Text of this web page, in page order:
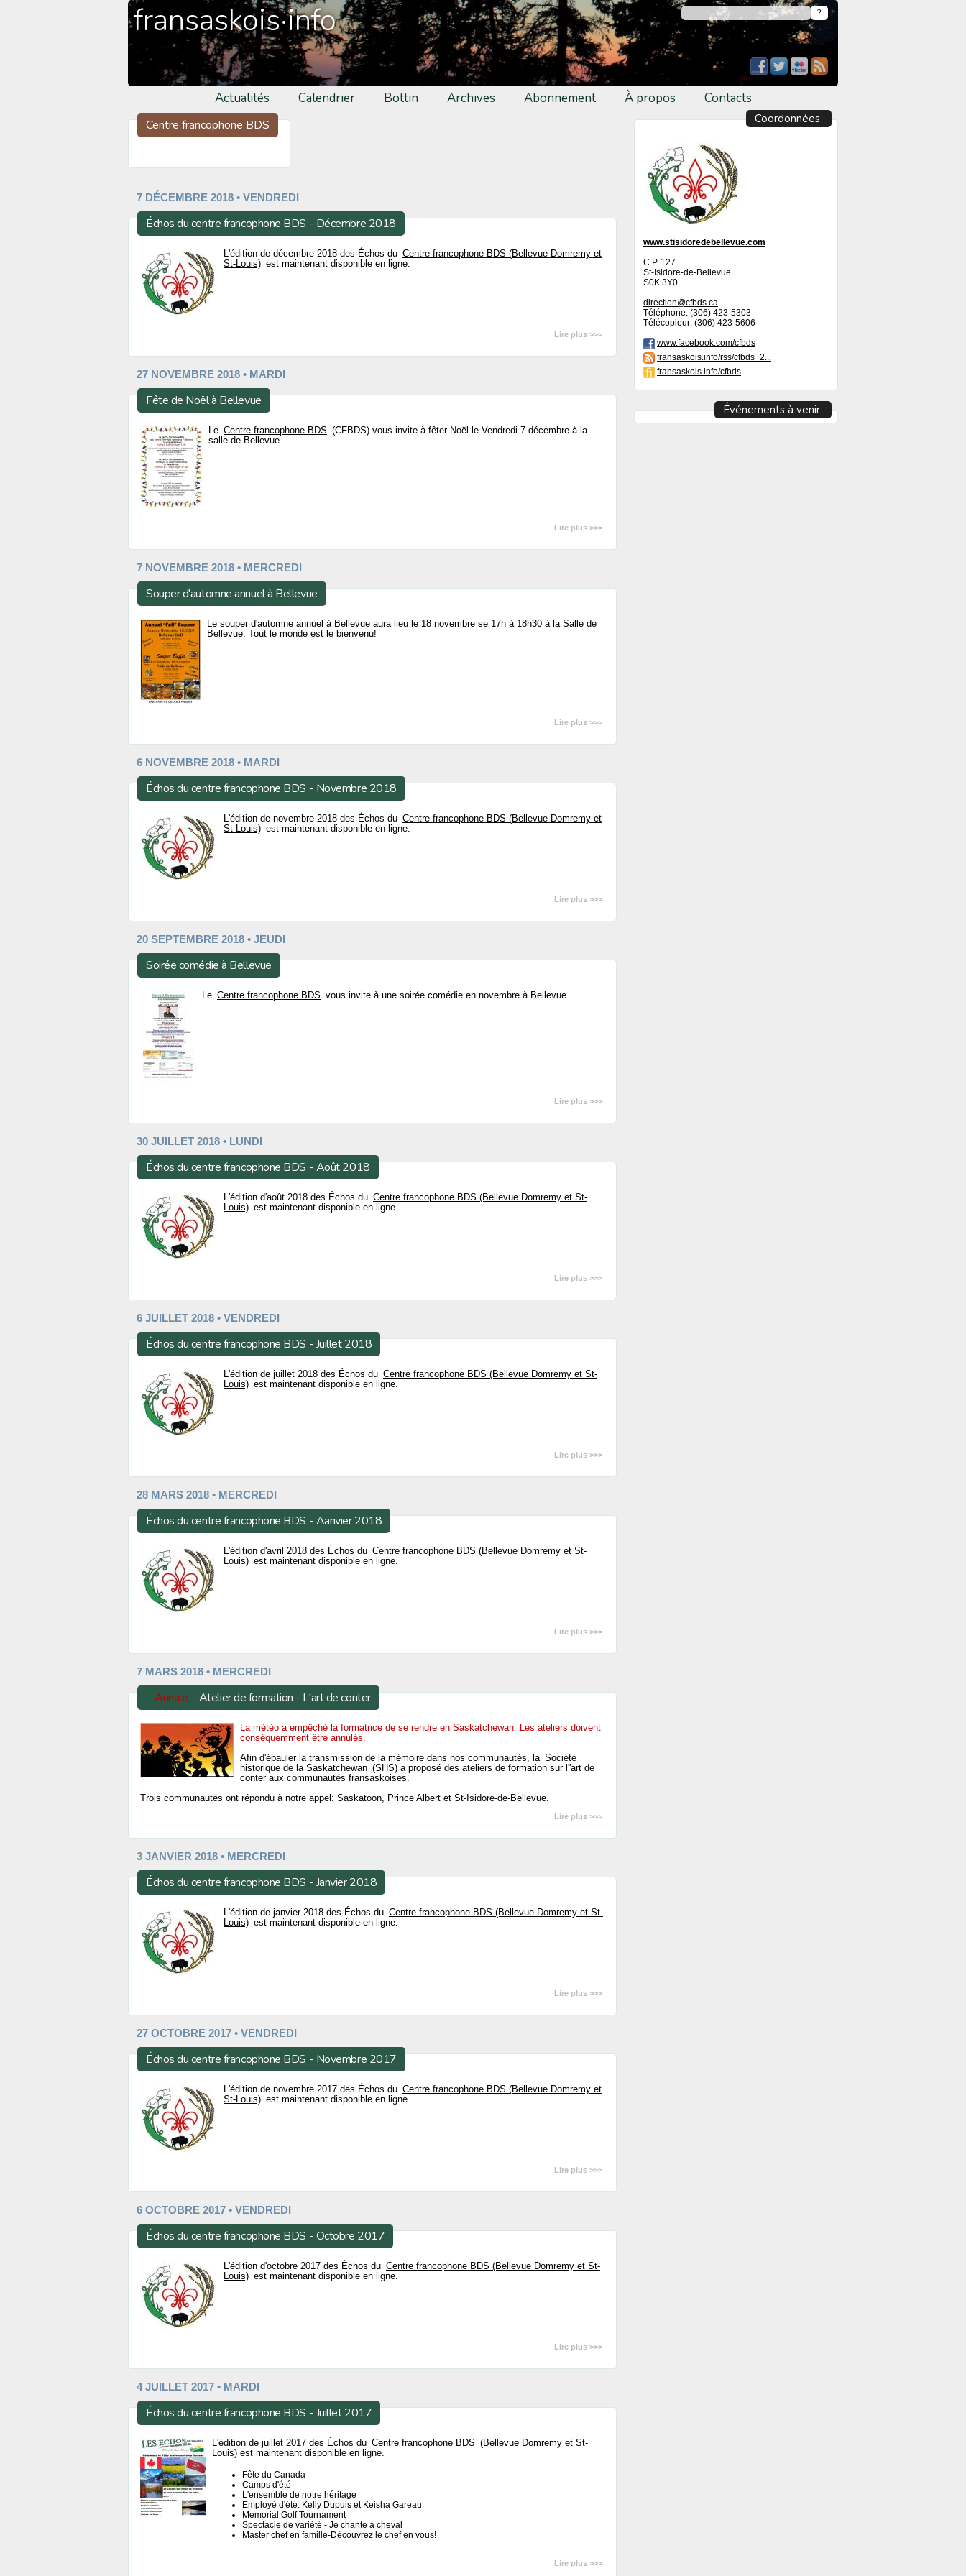
fransaskois·info
Actualités Calendrier Bottin Archives Abonnement À propos Contacts
Coordonnées
www.stisidoredebellevue.com
C.P. 127
St-Isidore-de-Bellevue
S0K 3Y0
direction@cfbds.ca
Téléphone: (306) 423-5303
Télécopieur: (306) 423-5606
www.facebook.com/cfbds
fransaskois.info/rss/cfbds_2...
fransaskois.info/cfbds
Événements à venir
Centre francophone BDS
7 DÉCEMBRE 2018 • VENDREDI
Échos du centre francophone BDS - Décembre 2018
L'édition de décembre 2018 des Échos du Centre francophone BDS (Bellevue Domremy et
St-Louis) est maintenant disponible en ligne.
Lire plus >>>
27 NOVEMBRE 2018 • MARDI
Fête de Noël à Bellevue
Le Centre francophone BDS (CFBDS) vous invite à fêter Noël le Vendredi 7 décembre à la
salle de Bellevue.
Lire plus >>>
7 NOVEMBRE 2018 • MERCREDI
Souper d'automne annuel à Bellevue
Le souper d'automne annuel à Bellevue aura lieu le 18 novembre se 17h à 18h30 à la Salle de
Bellevue. Tout le monde est le bienvenu!
Lire plus >>>
6 NOVEMBRE 2018 • MARDI
Échos du centre francophone BDS - Novembre 2018
L'édition de novembre 2018 des Échos du Centre francophone BDS (Bellevue Domremy et
St-Louis) est maintenant disponible en ligne.
Lire plus >>>
20 SEPTEMBRE 2018 • JEUDI
Soirée comédie à Bellevue
Le Centre francophone BDS vous invite à une soirée comédie en novembre à Bellevue
Lire plus >>>
30 JUILLET 2018 • LUNDI
Échos du centre francophone BDS - Août 2018
L'édition d'août 2018 des Échos du Centre francophone BDS (Bellevue Domremy et St-
Louis) est maintenant disponible en ligne.
Lire plus >>>
6 JUILLET 2018 • VENDREDI
Échos du centre francophone BDS - Juillet 2018
L'édition de juillet 2018 des Échos du Centre francophone BDS (Bellevue Domremy et St-
Louis) est maintenant disponible en ligne.
Lire plus >>>
28 MARS 2018 • MERCREDI
Échos du centre francophone BDS - Aanvier 2018
L'édition d'avril 2018 des Échos du Centre francophone BDS (Bellevue Domremy et St-
Louis) est maintenant disponible en ligne.
Lire plus >>>
7 MARS 2018 • MERCREDI
Annulé Atelier de formation - L'art de conter
La météo a empêché la formatrice de se rendre en Saskatchewan. Les ateliers doivent
conséquemment être annulés.
Afin d'épauler la transmission de la mémoire dans nos communautés, la Société
historique de la Saskatchewan (SHS) a proposé des ateliers de formation sur l''art de
conter aux communautés fransaskoises.
Trois communautés ont répondu à notre appel: Saskatoon, Prince Albert et St-Isidore-de-Bellevue.
Lire plus >>>
3 JANVIER 2018 • MERCREDI
Échos du centre francophone BDS - Janvier 2018
L'édition de janvier 2018 des Échos du Centre francophone BDS (Bellevue Domremy et St-
Louis) est maintenant disponible en ligne.
Lire plus >>>
27 OCTOBRE 2017 • VENDREDI
Échos du centre francophone BDS - Novembre 2017
L'édition de novembre 2017 des Échos du Centre francophone BDS (Bellevue Domremy et
St-Louis) est maintenant disponible en ligne.
Lire plus >>>
6 OCTOBRE 2017 • VENDREDI
Échos du centre francophone BDS - Octobre 2017
L'édition d'octobre 2017 des Échos du Centre francophone BDS (Bellevue Domremy et St-
Louis) est maintenant disponible en ligne.
Lire plus >>>
4 JUILLET 2017 • MARDI
Échos du centre francophone BDS - Juillet 2017
L'édition de juillet 2017 des Échos du Centre francophone BDS (Bellevue Domremy et St-
Louis) est maintenant disponible en ligne.
Fête du Canada
Camps d'été
L'ensemble de notre héritage
Employé d'été: Kelly Dupuis et Keisha Gareau
Memorial Golf Tournament
Spectacle de variété - Je chante à cheval
Master chef en famille-Découvrez le chef en vous!
Lire plus >>>